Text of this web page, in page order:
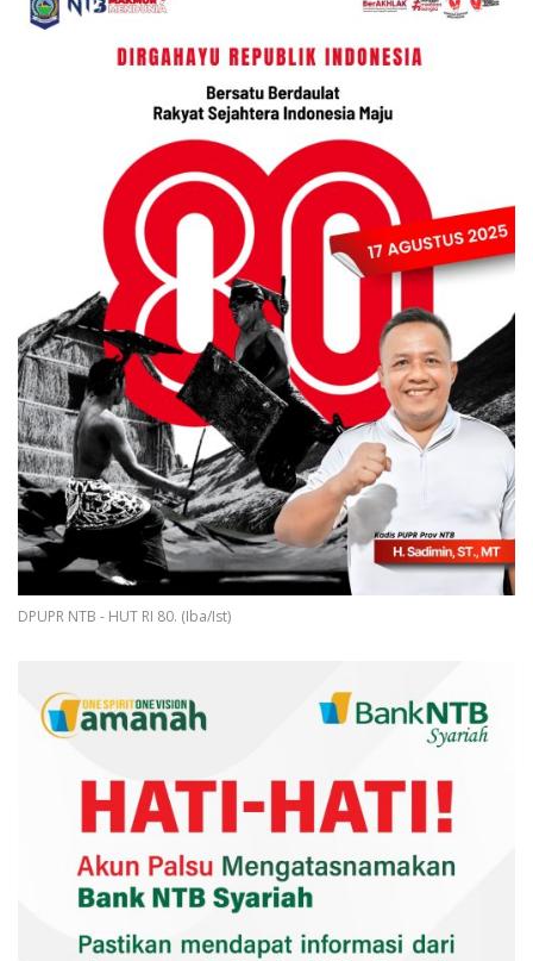
DPUPR NTB - HUT RI 80. (Iba/Ist)